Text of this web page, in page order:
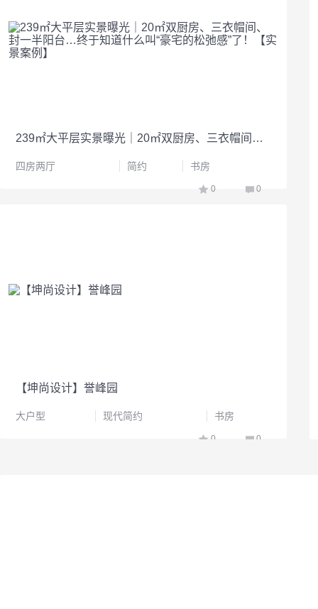
239㎡大平层实景曝光｜20㎡双厨房、三衣帽间、封一半阳台…终于知道什么叫“豪宅的松弛感”了！【实景案例】
四房两厅 简约 书房
0 0
【坤尚设计】誉峰园
大户型 现代简约 书房
0 0